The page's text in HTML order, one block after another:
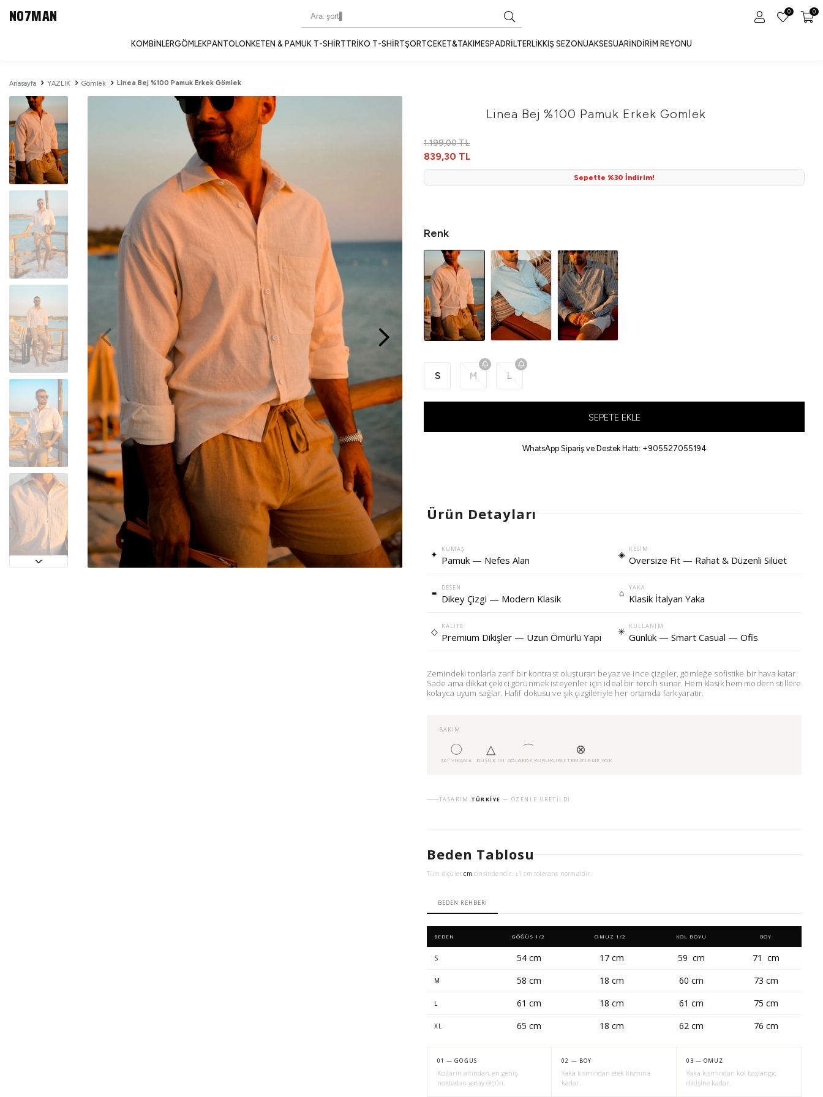
NO7MAN 0 0
KOMBINLERGÖMLEKPANTOLON KETEN & PAMUK T-SHIRTTRIKO T-SHIRTŞORTCEKET&TAKIM ESPADRILTERLIKKIŞ SEZONUAKSESUARİNDIRIM REYONU
Anasayfa YAZLIK Gömlek Linea Bej %100 Pamuk Erkek Gömlek
Linea Bej %100 Pamuk Erkek Gömlek
1.199,00 TL
839,30 TL
Sepette %30 İndirim!
Renk
S M L
SEPETE EKLE
WhatsApp Sipariş ve Destek Hattı: +905527055194
Ürün Detayları
✦ KUMAŞ
Pamuk — Nefes Alan ◈ KESIM
Oversize Fit — Rahat & Düzenli Silüet
≡ DESEN
Dikey Çizgi — Modern Klasik ⌂ YAKA
Klasik İtalyan Yaka
◇ KALITE
Premium Dikişler — Uzun Ömürlü Yapı ✳ KULLANIM
Günlük — Smart Casual — Ofis
Zemindeki tonlarla zarif bir kontrast oluşturan beyaz ve ince çizgiler, gömleğe sofistike bir hava katar.
Sade ama dikkat çekici görünmek isteyenler için ideal bir tercih sunar. Hem klasik hem modern stillere
kolayca uyum sağlar. Hafif dokusu ve şık çizgileriyle her ortamda fark yaratır.
BAKIM
〇
30° YIKAMA
△
DÜŞÜK ISI
⌒
GÖLGEDE KURU
⊗
KURU TEMIZLEME YOK
TASARIM TÜRKIYE — ÖZENLE ÜRETILDI
Beden Tablosu
Tüm ölçülercm cinsindendir. ±1 cm tolerans normaldir.
BEDEN REHBERI
BEDEN GÖĞÜS 1/2 OMUZ 1/2 KOL BOYU BOY
S 54 cm 17 cm 59 cm 71 cm
M 58 cm 18 cm 60 cm 73 cm
L 61 cm 18 cm 61 cm 75 cm
XL 65 cm 18 cm 62 cm 76 cm
01 — GÖĞÜS
Kolların altından, en geniş
noktadan yatay ölçün.
02 — BOY
Yaka kısmından etek kısmına
kadar.
03 — OMUZ
Yaka kısmından kol başlangıç
dikişine kadar.